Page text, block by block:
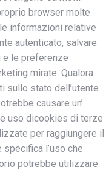
browser molte
informazioni relative
autenticato, salvare
e le preferenze
mirate. Qualora
sullo stato dell’utente
causare un’
uso dicookies di terze
per raggiungere il
l’uso che
potrebbe utilizzare